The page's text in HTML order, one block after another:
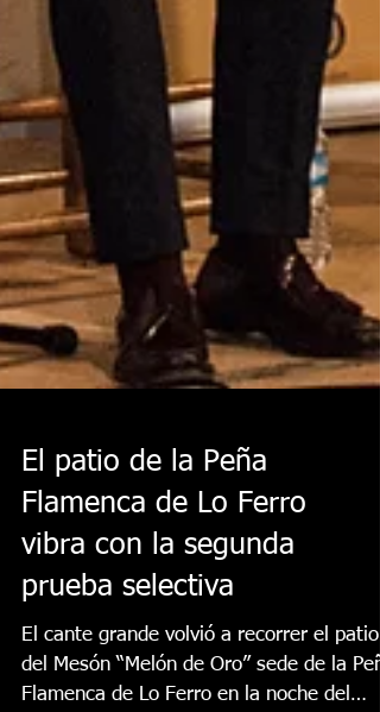
El patio de la Peña
Flamenca de Lo Ferro
vibra con la segunda
prueba selectiva
El cante grande volvió a recorrer el patio